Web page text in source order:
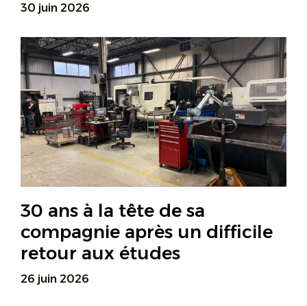
30 juin 2026
30 ans à la tête de sa
compagnie après un difficile
retour aux études
26 juin 2026